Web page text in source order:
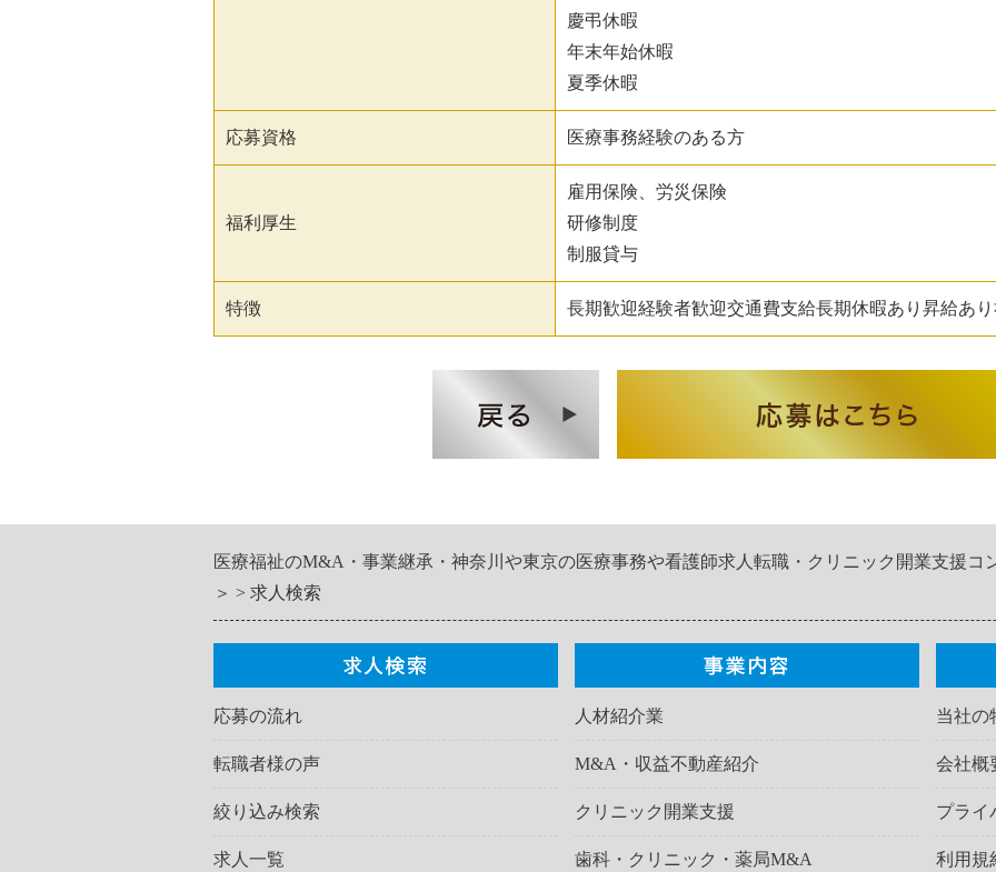
慶弔休暇
年末年始休暇
夏季休暇
応募資格 医療事務経験のある方
福利厚生
雇用保険、労災保険
研修制度
制服貸与
特徴 長期歓迎経験者歓迎交通費支給長期休暇あり昇給あ
医療福祉のM&A・事業継承・神奈川や東京の医療事務や看護師求人転職・クリニック開業支援コ
＞
求人検索
応募の流れ
転職者様の声
絞り込み検索
求人一覧
人材紹介業
M&A・収益不動産紹介
クリニック開業支援
歯科・クリニック・薬局M&A
当社の
会社概
プライ
利用規